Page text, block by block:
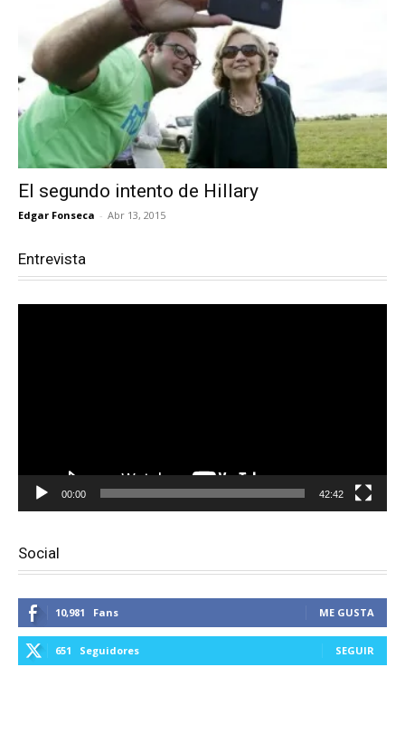
El segundo intento de Hillary
Edgar Fonseca - Abr 13, 2015
Entrevista
00:00 42:42
Social
10,981 Fans ME GUSTA
651 Seguidores SEGUIR